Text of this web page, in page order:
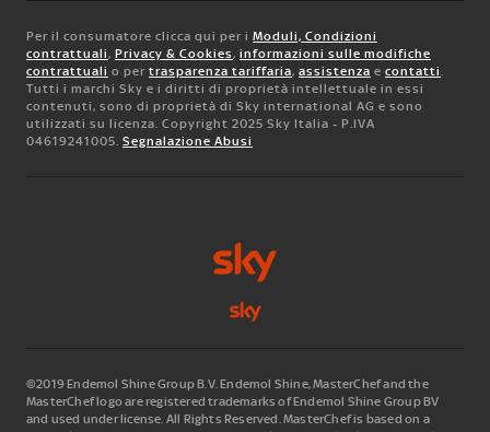
Per il consumatore clicca qui per i Moduli, Condizioni
contrattuali, Privacy & Cookies, informazioni sulle modifiche
contrattuali o per trasparenza tariffaria, assistenza e contatti.
Tutti i marchi Sky e i diritti di proprietà intellettuale in essi
contenuti, sono di proprietà di Sky international AG e sono
utilizzati su licenza. Copyright 2025 Sky Italia - P.IVA
04619241005. Segnalazione Abusi
©2019 Endemol Shine Group B.V. Endemol Shine, MasterChef and the
MasterChef logo are registered trademarks of Endemol Shine Group BV
and used under license. All Rights Reserved. MasterChef is based on a